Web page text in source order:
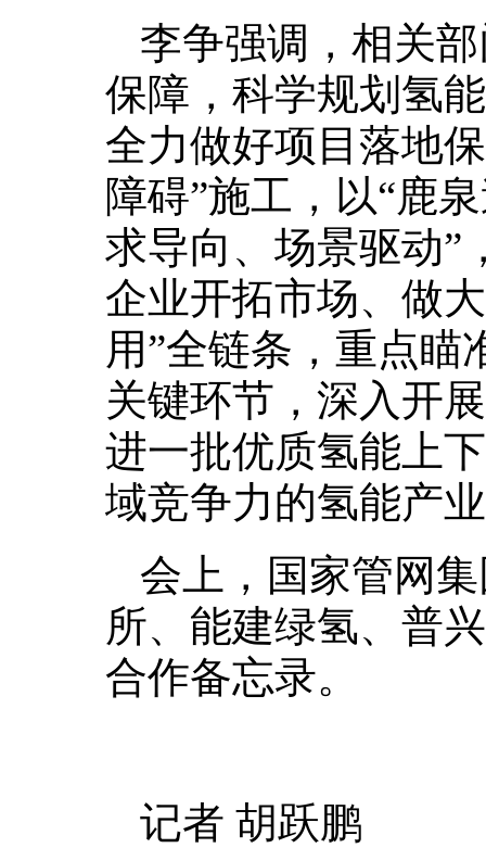
李争强调，相关
保障，科学规划氢
全力做好项目落地
障碍”施工，以“鹿
求导向、场景驱动”
企业开拓市场、做
用”全链条，重点瞄
关键环节，深入开
进一批优质氢能上
域竞争力的氢能产
会上，国家管网
所、能建绿氢、普
合作备忘录。
记者 胡跃鹏